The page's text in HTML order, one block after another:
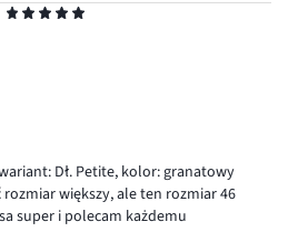
Dł. Petite,kolor: granatowy
większy, ale ten rozmiar 46
super i polecam każdemu